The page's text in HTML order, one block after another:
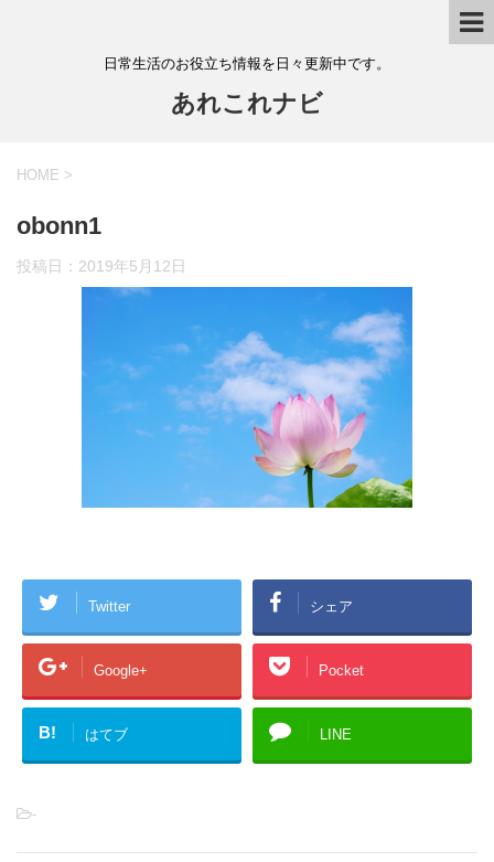
日常生活のお役立ち情報を日々更新中です。
あれこれナビ
HOME >
obonn1
投稿日： 2019年5月12日
Twitter シェア
Google+ Pocket
B! はてブ LINE
-